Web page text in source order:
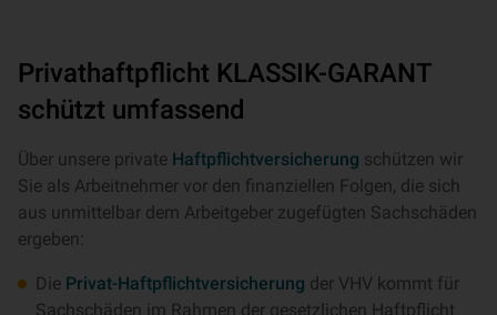
Privathaftpflicht KLASSIK-GARANT
schützt umfassend
Über unsere private Haftpflichtversicherung schützen wir
Sie als Arbeitnehmer vor den finanziellen Folgen, die sich
aus unmittelbar dem Arbeitgeber zugefügten Sachschäden
ergeben:
Die Privat-Haftpflichtversicherung der VHV kommt für
Sachschäden im Rahmen der gesetzlichen Haftpflicht